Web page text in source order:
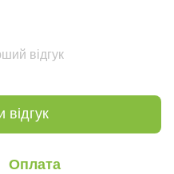
відгук
відгук
Оплата